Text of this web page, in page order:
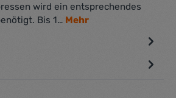
wird ein entsprechendes
Bis 1… Mehr